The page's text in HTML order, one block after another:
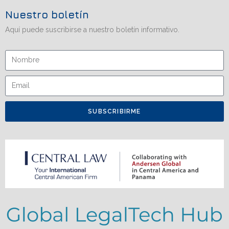
Nuestro boletín
Aquí puede suscribirse a nuestro boletín informativo.
SUBSCRIBIRME